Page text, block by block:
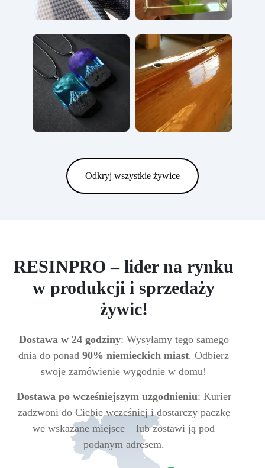
Odkryj wszystkie żywice
RESINPRO – lider na rynku
w produkcji i sprzedaży
żywic!
Dostawa w 24 godziny: Wysyłamy tego samego
dnia do ponad 90% niemieckich miast. Odbierz
swoje zamówienie wygodnie w domu!
Dostawa po wcześniejszym uzgodnieniu: Kurier
zadzwoni do Ciebie wcześniej i dostarczy paczkę
we wskazane miejsce – lub zostawi ją pod
podanym adresem.